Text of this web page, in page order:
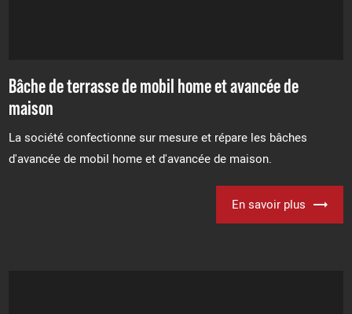
Bâche de terrasse de mobil home et avancée de
maison
La société confectionne sur mesure et répare les bâches
d'avancée de mobil home et d'avancée de maison.
En savoir plus